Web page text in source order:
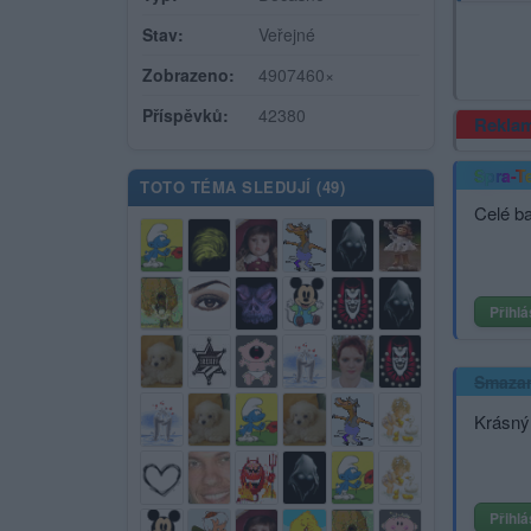
Stav:
Veřejné
Zobrazeno:
4907460×
Příspěvků:
42380
TOTO TÉMA SLEDUJÍ (49) Spra-
Celé